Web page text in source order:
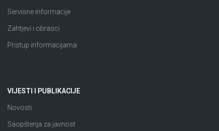
Servisne informacije
Zahtjevi i obrasci
Pristup informacijama
VIJESTI I PUBLIKACIJE
Novosti
Saopštenja za javnost